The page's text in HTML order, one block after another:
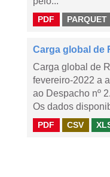
PDF PARQUET
Carga global de
Carga global de
fevereiro-2022 a
ao Despacho nº
Os dados
PDF CSV